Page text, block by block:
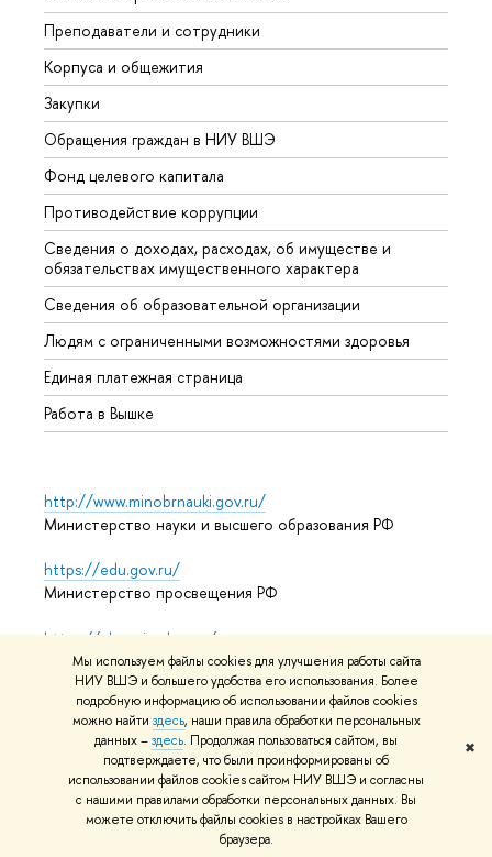
Мы используем файлы cookies для улучшения работы сайта
НИУ ВШЭ и большего удобства его использования. Более
подробную информацию об использовании файлов cookies
можно найти здесь, наши правила обработки персональных
данных –здесь. Продолжая пользоваться сайтом, вы
подтверждаете, что были проинформированы об
использовании файлов cookies сайтом НИУ ВШЭ и согласны
с нашими правилами обработки персональных данных. Вы
можете отключить файлы cookies в настройках Вашего
браузера.
✖
Преподаватели и сотрудники
Корпуса и общежития
Закупки
Обращения граждан в НИУ ВШЭ
Фонд целевого капитала
Противодействие коррупции
Сведения о доходах, расходах, об имуществе и
обязательствах имущественного характера
Сведения об образовательной организации
Людям с ограниченными возможностями здоровья
Единая платежная страница
Работа в Вышке
http://www.minobrnauki.gov.ru/
Министерство науки и высшего образования РФ
https://edu.gov.ru/
Министерство просвещения РФ
https://elearning.hse.ru/mooc
Массовые открытые онлайн-курсы
© НИУ ВШЭ 1993–2026 Адреса и контактыУсловия
использования материаловПолитика конфиденциальности
Карта сайта
Редактору